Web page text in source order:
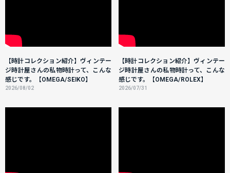
【時計コレクション紹介】ヴィンテー
ジ時計屋さんの私物時計って、こんな
感じです。【OMEGA/SEIKO】
2026/08/02
【時計コレクション紹介】ヴィンテー
ジ時計屋さんの私物時計って、こんな
感じです。【OMEGA/ROLEX】
2026/07/31